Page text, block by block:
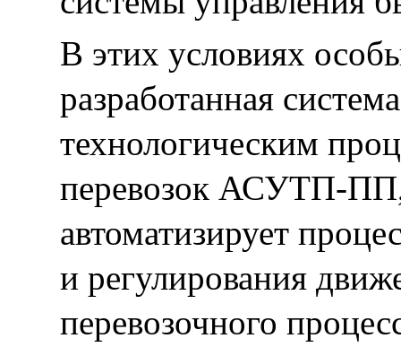
В этих условиях
разработанная
технологическим
перевозок АСУТП-ПП,
автоматизирует
и регулирования
перевозочного